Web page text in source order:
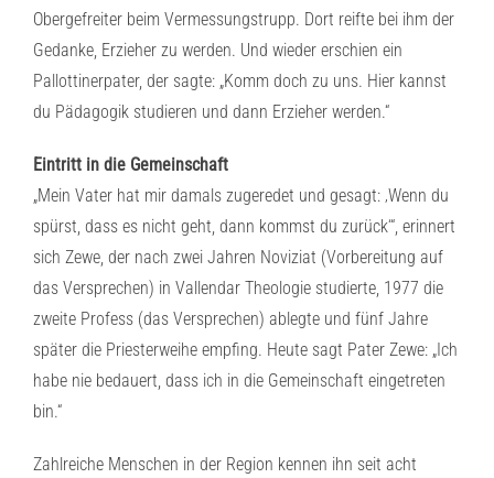
Obergefreiter beim Vermessungstrupp. Dort reifte bei ihm der
Gedanke, Erzieher zu werden. Und wieder erschien ein
Pallottinerpater, der sagte: „Komm doch zu uns. Hier kannst
du Pädagogik studieren und dann Erzieher werden.“
Eintritt in die Gemeinschaft
„Mein Vater hat mir damals zugeredet und gesagt: ‚Wenn du
spürst, dass es nicht geht, dann kommst du zurück‘“, erinnert
sich Zewe, der nach zwei Jahren Noviziat (Vorbereitung auf
das Versprechen) in Vallendar Theologie studierte, 1977 die
zweite Profess (das Versprechen) ablegte und fünf Jahre
später die Priesterweihe empfing. Heute sagt Pater Zewe: „Ich
habe nie bedauert, dass ich in die Gemeinschaft eingetreten
bin.“
Zahlreiche Menschen in der Region kennen ihn seit acht